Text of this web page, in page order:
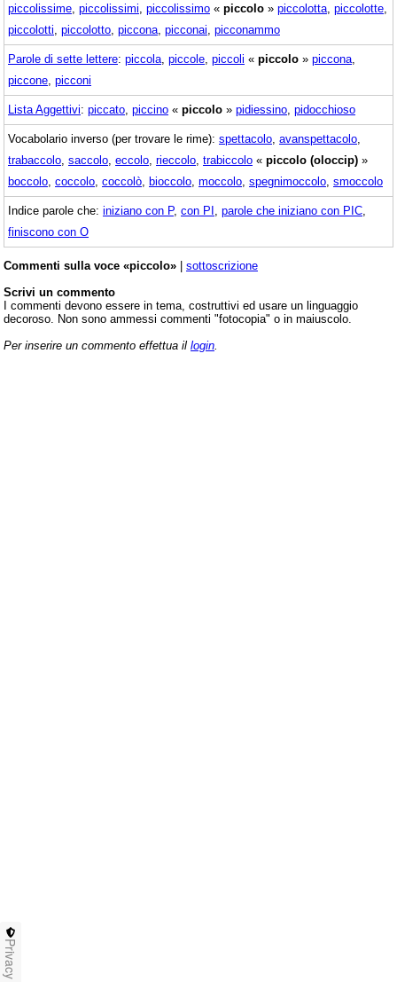
piccolissime piccolissimi piccolissimo « piccolo » piccolotta piccolotte
piccolotti piccolotto piccona picconai picconammo
Parole di sette lettere: piccola piccole piccoli « piccolo » piccona
piccone picconi
Lista Aggettivi: piccato piccino « piccolo » pidiessino pidocchioso
Vocabolario inverso (per trovare le rime): spettacolo avanspettacolo
trabaccolo saccolo eccolo rieccolo trabiccolo « piccolo (oloccip) »
boccolo coccolo coccolò bioccolo moccolo spegnimoccolo smoccolo
Indice parole che: iniziano con P, con PI parole che iniziano con PIC
finiscono con O
Commenti sulla voce «piccolo» | sottoscrizione
Scrivi un commento
I commenti devono essere in tema, costruttivi ed usare un linguaggio
decoroso. Non sono ammessi commenti "fotocopia" o in maiuscolo.
Per inserire un commento effettua il login
Privacy